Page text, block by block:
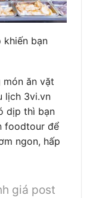
khiến bạn
món ăn vặt
lịch 3vi.vn
dịp thì bạn
foodtour để
ngon, hấp
giá post